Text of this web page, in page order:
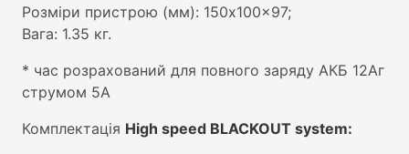
Розміри пристрою (мм): 150x100x97;
Вага: 1.35 кг.
* час розрахований для повного заряду АКБ 12Аг
струмом 5А
Комплектація High speed BLACKOUT system: